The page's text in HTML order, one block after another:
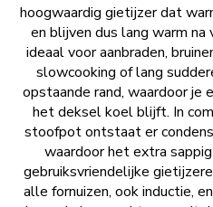
hoogwaardig gietijzer dat
en blijven dus lang warm
ideaal voor aanbraden,
slowcooking of lang
opstaande rand, waardoor je
het deksel koel blijft. In
stoofpot ontstaat er
waardoor het extra
gebruiksvriendelijke
alle fornuizen, ook inductie,